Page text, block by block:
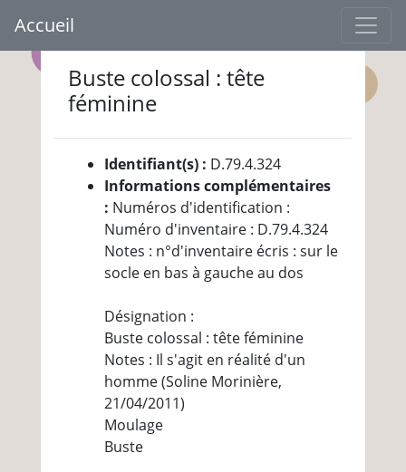
Accueil
Buste colossal : tête
féminine
Identifiant(s) : D.79.4.324
Informations complémentaires
: Numéros d'identification :
Numéro d'inventaire : D.79.4.324
Notes : n°d'inventaire écris : sur le
socle en bas à gauche au dos
Désignation :
Buste colossal : tête féminine
Notes : Il s'agit en réalité d'un
homme (Soline Morinière,
21/04/2011)
Moulage
Buste